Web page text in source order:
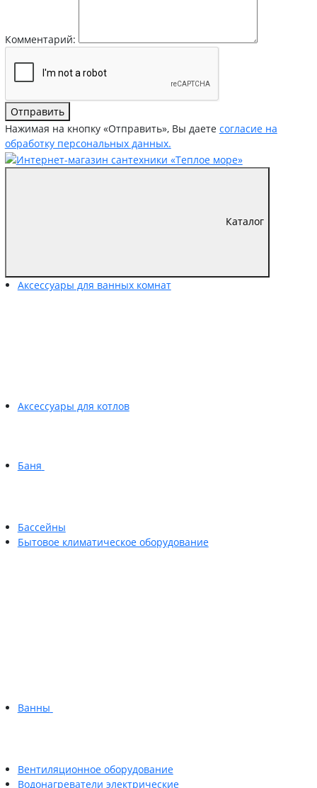
Комментарий:
Отправить
Нажимая на кнопку «Отправить», Вы даете согласие на
обработку персональных данных.
Каталог
Аксессуары для ванных комнат
Аксессуары для котлов
Баня
Бассейны
Бытовое климатическое оборудование
Ванны
Вентиляционное оборудование
Водонагреватели электрические